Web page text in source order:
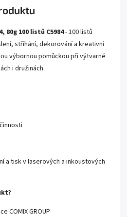
80g 100 listů C5984- 100 listů
stříhání, dekorování a kreativní
výbornou pomůckou při výtvarné
i družinách.
a tisk v laserových a inkoustových
COMIX GROUP